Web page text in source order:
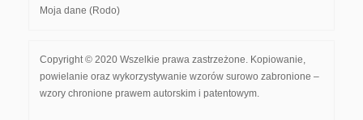
Moja dane (Rodo)
Copyright © 2020 Wszelkie prawa zastrzeżone. Kopiowanie,
powielanie oraz wykorzystywanie wzorów surowo zabronione –
wzory chronione prawem autorskim i patentowym.